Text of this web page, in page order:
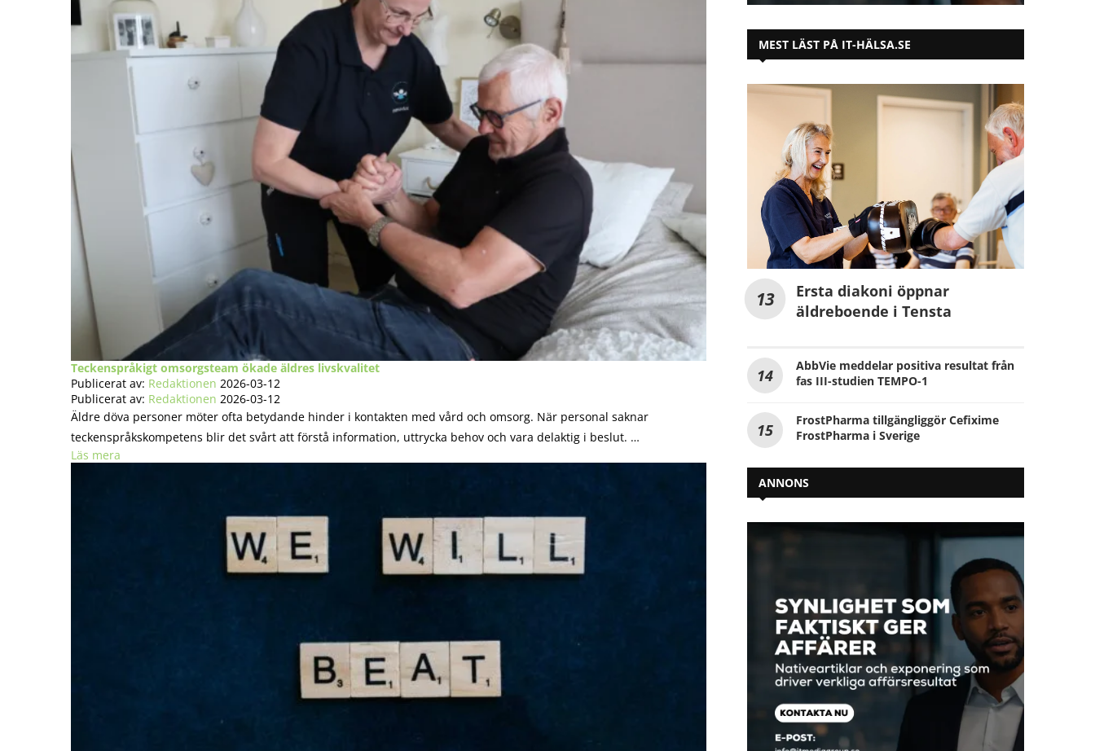
Teckenspråkigt omsorgsteam ökade äldres livskvalitet
Publicerat av: Redaktionen 2026-03-12
Publicerat av: Redaktionen 2026-03-12
Äldre döva personer möter ofta betydande hinder i kontakten med vård och omsorg. När personal saknar
teckenspråkskompetens blir det svårt att förstå information, uttrycka behov och vara delaktig i beslut. …
Läs mera
MEST LÄST PÅ IT-HÄLSA.SE
Ersta diakoni öppnar
äldreboende i Tensta
AbbVie meddelar positiva resultat från
fas III-studien TEMPO-1
FrostPharma tillgängliggör Cefixime
FrostPharma i Sverige
ANNONS